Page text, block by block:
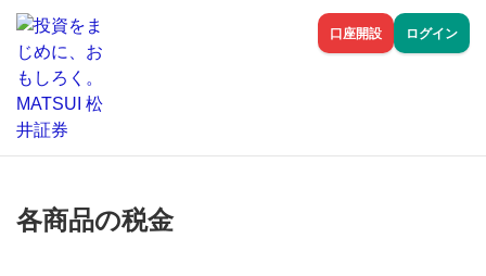
口座開設 ログイン
各商品の税金